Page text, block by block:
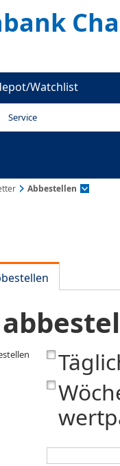
Watchlist
Service
Abbestellen